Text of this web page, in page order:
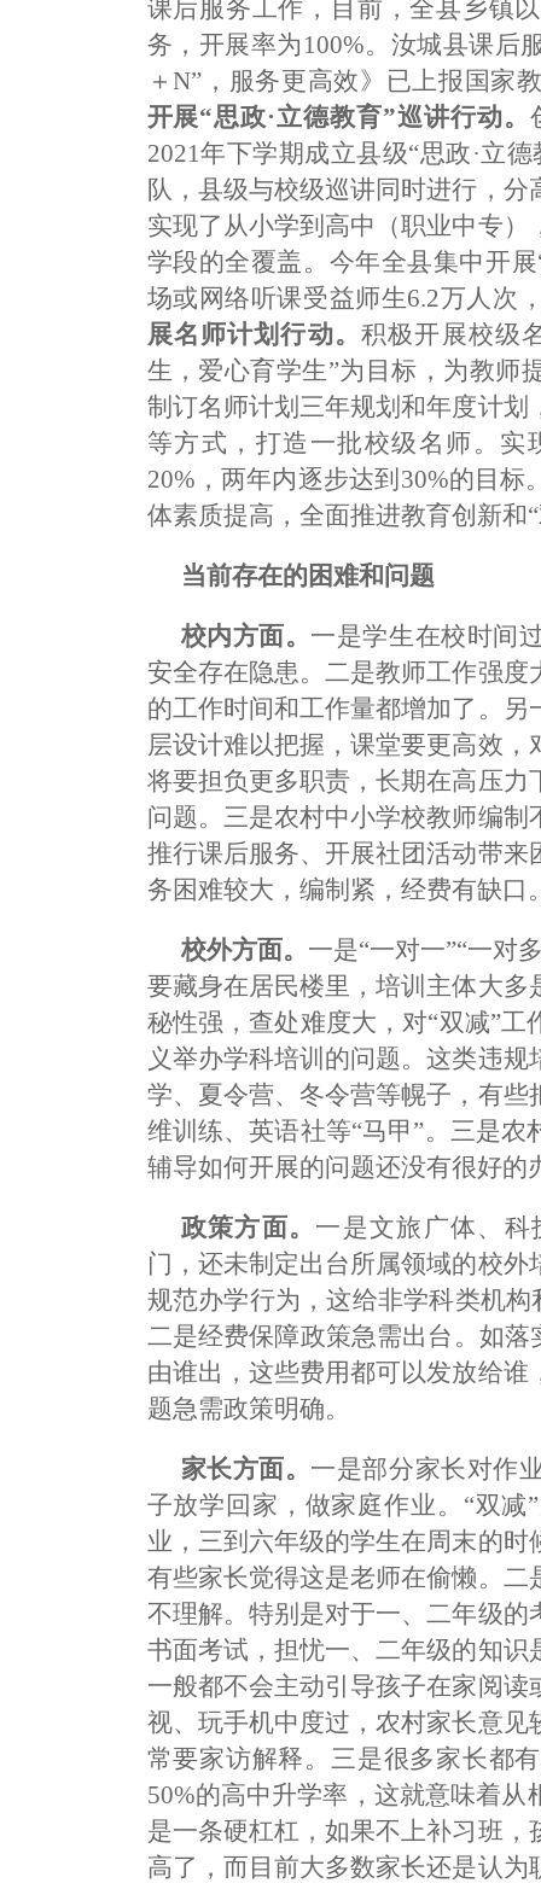
课后服务工作，目前，全县乡镇
务，开展率为100%。汝城县课后
＋N”，服务更高效》已上报国家
开展“思政·立德教育”巡讲行动。
2021年下学期成立县级“思政·立
队，县级与校级巡讲同时进行，
实现了从小学到高中（职业中专
学段的全覆盖。今年全县集中开
场或网络听课受益师生6.2万人次
展名师计划行动。 积极开展校级
生，爱心育学生”为目标，为教师
制订名师计划三年规划和年度计
等方式，打造一批校级名师。
20%，两年内逐步达到30%的目
体素质提高，全面推进教育创新和
当前存在的困难和问题
校内方面。 一是学生在校时间
安全存在隐患。二是教师工作强
的工作时间和工作量都增加了。
层设计难以把握，课堂要更高效
将要担负更多职责，长期在高压
问题。三是农村中小学校教师编
推行课后服务、开展社团活动带
务困难较大，编制紧，经费有缺口
校外方面。 一是“一对一”“一对
要藏身在居民楼里，培训主体大
秘性强，查处难度大，对“双减”
义举办学科培训的问题。这类违
学、夏令营、冬令营等幌子，有
维训练、英语社等“马甲”。三是
辅导如何开展的问题还没有很好的
政策方面。 一是文旅广体、
门，还未制定出台所属领域的校
规范办学行为，这给非学科类机构
二是经费保障政策急需出台。如
由谁出，这些费用都可以发放给
题急需政策明确。
家长方面。 一是部分家长对作
子放学回家，做家庭作业。“双
业，三到六年级的学生在周末的
有些家长觉得这是老师在偷懒。
不理解。特别是对于一、二年级
书面考试，担忧一、二年级的知
一般都不会主动引导孩子在家阅
视、玩手机中度过，农村家长意
常要家访解释。三是很多家长都
50%的高中升学率，这就意味着
是一条硬杠杠，如果不上补习班
高了，而目前大多数家长还是认